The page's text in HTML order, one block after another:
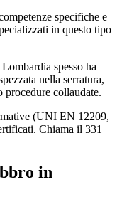
specifiche e
in questo tipo
spesso ha
nella serratura,
procedure collaudate.
(UNI EN 12209,
Chiama il 331
in